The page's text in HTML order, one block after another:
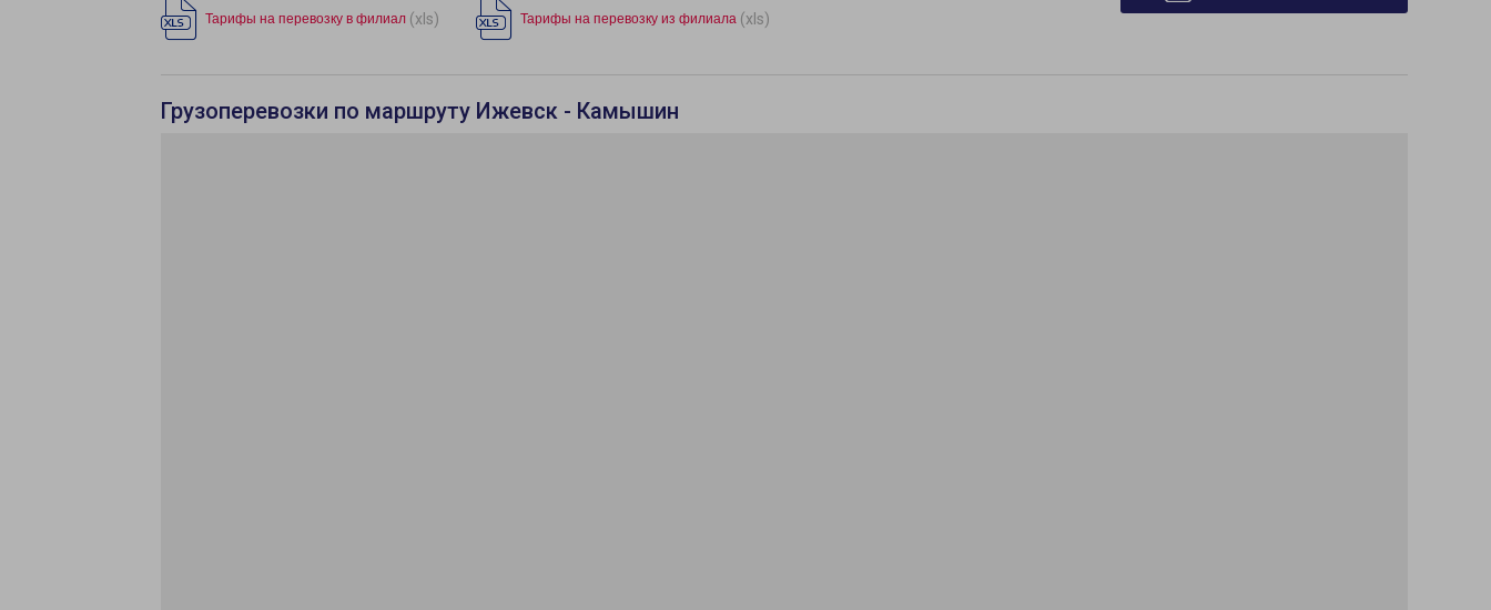
Тарифы на перевозку в филиал (xls) Тарифы на перевозку из филиала (xls)
Грузоперевозки по маршруту Ижевск - Камышин